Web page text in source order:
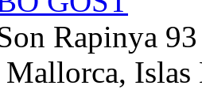
Rapinya 93
Mallorca, Islas